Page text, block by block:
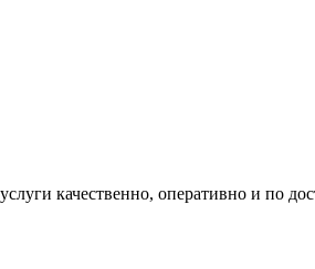
качественно, оперативно и по